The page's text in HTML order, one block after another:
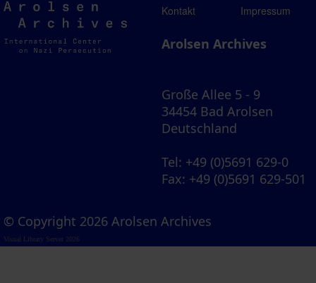
Arolsen
Archives
Kontakt Impressum
Arolsen Archives
Große Allee 5 - 9
34454 Bad Arolsen
Deutschland
Tel: +49 (0)5691 629-0
Fax: +49 (0)5691 629-501
© Copyright 2026 Arolsen Archives
Visual Library Server 2026